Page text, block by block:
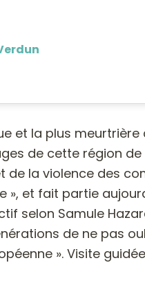
et la plus meurtrière
de cette région de
de la violence des
et fait partie
selon Samule
de ne pas
». Visite